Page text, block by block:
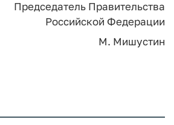
Председатель Правительства
Российской Федерации
М. Мишустин